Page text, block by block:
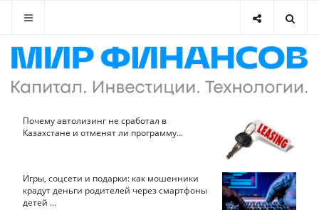
Почему автолизинг не сработал в
Казахстане и отменят ли программу...
Игры, соцсети и подарки: как мошенники
крадут деньги родителей через смартфоны
детей ...